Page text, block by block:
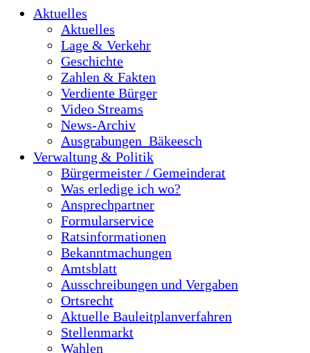
Aktuelles
Aktuelles
Lage & Verkehr
Geschichte
Zahlen & Fakten
Verdiente Bürger
Video Streams
News-Archiv
Ausgrabungen_Bäkeesch
Verwaltung & Politik
Bürgermeister / Gemeinderat
Was erledige ich wo?
Ansprechpartner
Formularservice
Ratsinformationen
Bekanntmachungen
Amtsblatt
Ausschreibungen und Vergaben
Ortsrecht
Aktuelle Bauleitplanverfahren
Stellenmarkt
Wahlen